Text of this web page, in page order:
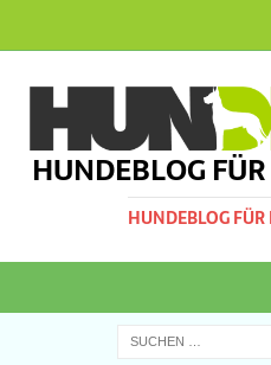
HUNDEBLOG
HUNDEBLOG